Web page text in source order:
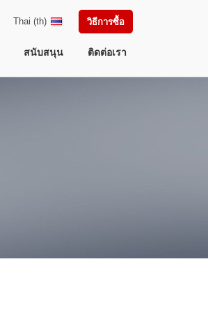
วิธีการซื้อ
Thai (th)
สนับสนุน ติดต่อเรา